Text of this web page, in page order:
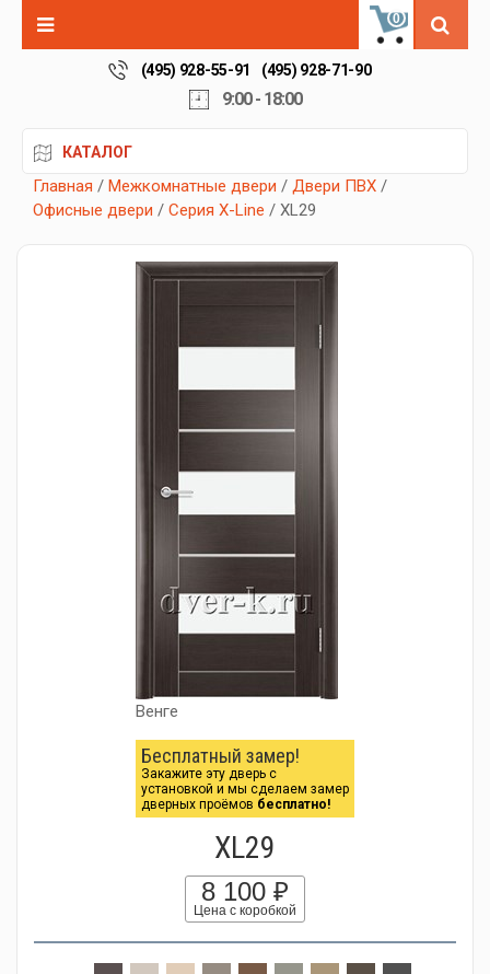
0
(495) 928-55-91 (495) 928-71-90
9:00 - 18:00
КАТАЛОГ
Главная / Межкомнатные двери / Двери ПВХ /
Офисные двери / Серия X-Line / XL29
Венге
Бесплатный замер!
Закажите эту дверь с
установкой и мы сделаем замер
дверных проёмов бесплатно!
XL29
8 100 ₽
Цена с коробкой